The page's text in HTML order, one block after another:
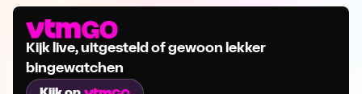
Kijk live, uitgesteld of gewoon lekker
bingewatchen